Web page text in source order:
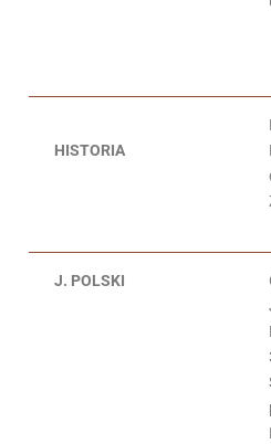
HISTORIA
J. POLSKI